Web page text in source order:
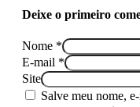
Deixe o primeiro
Nome *
E-mail *
Site
Salve meu nome,